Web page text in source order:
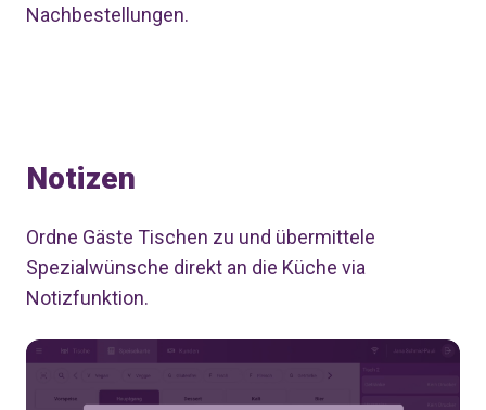
Nachbestellungen.
Notizen
Ordne Gäste Tischen zu und übermittele
Spezialwünsche direkt an die Küche via
Notizfunktion.